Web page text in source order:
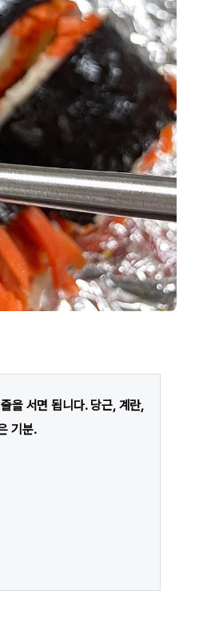
을 서면 됩니다. 당근, 계란,
기분.